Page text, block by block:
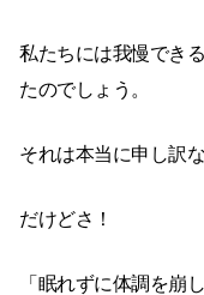
私たちには我慢でき
たのでしょう。
それは本当に申し訳な
だけどさ！
「眠れずに体調を崩